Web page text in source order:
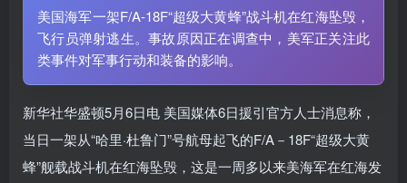
美国海军一架F/A-18F“超级大黄蜂”战斗机在红海坠毁，
飞行员弹射逃生。事故原因正在调查中，美军正关注此
类事件对军事行动和装备的影响。
新华社华盛顿5月6日电 美国媒体6日援引官方人士消息称，
当日一架从“哈里·杜鲁门”号航母起飞的F/A－18F“超级大黄
蜂”舰载战斗机在红海坠毁，这是一周多以来美海军在红海发